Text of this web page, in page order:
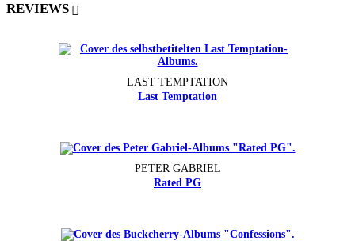
REVIEWS
LAST TEMPTATION
Last Temptation
PETER GABRIEL
Rated PG